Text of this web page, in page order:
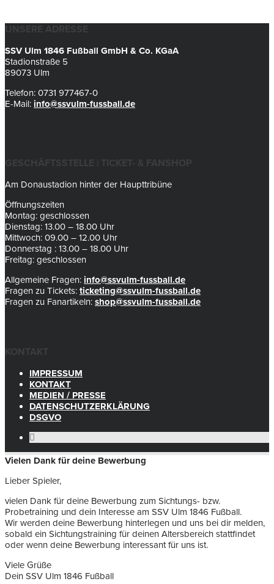
UNSERE ADRESSE
SSV Ulm 1846 Fußball GmbH & Co. KGaA
Stadionstraße 5
89073 Ulm
Telefon: 0731 977467-0
E-Mail: info@ssvulm-fussball.de
GESCHÄFTSSTELLE | TICKET- & FANSHOP
Am Donaustadion hinter der Haupttribüne
Öffnungszeiten
Montag: geschlossen
Dienstag: 13.00 – 18.00 Uhr
Mittwoch: 09.00 – 12.00 Uhr
Donnerstag : 13.00 – 18.00 Uhr
Freitag: geschlossen
Allgemeine Fragen: info@ssvulm-fussball.de
Fragen zu Tickets: ticketing@ssvulm-fussball.de
Fragen zu Fanartikeln: shop@ssvulm-fussball.de
KONTAKT
IMPRESSUM
KONTAKT
MEDIEN / PRESSE
DATENSCHUTZERKLÄRUNG
DSGVO
Vielen Dank für deine Bewerbung
Lieber Spieler,
vielen Dank für deine Bewerbung zum Sichtungs- bzw.
Probetraining und dein Interesse am SSV Ulm 1846 Fußball.
Wir werden deine Bewerbung hinterlegen und uns bei dir melden,
sobald ein Sichtungstraining für deinen Altersbereich stattfindet
oder wenn deine Bewerbung interessant für uns ist.
Viele Grüße
Dein SSV Ulm 1846 Fußball